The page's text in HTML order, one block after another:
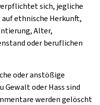
sich, jegliche
ethnische Herkunft,
Alter,
oder beruflichen
oder anstößige
Gewalt oder Hass sind
werden gelöscht